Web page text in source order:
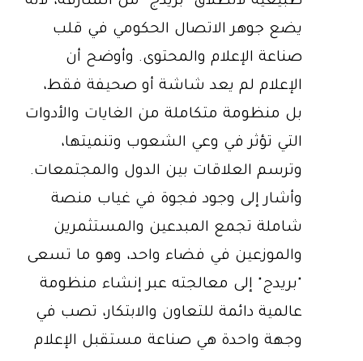
يضع جوهر الاتصال الحكومي في قلب
صناعة الإعلام والمحتوى. وأوضح أن
الإعلام لم يعد شاشة أو صحيفة فقط،
بل منظومة متكاملة من الغايات والأدوات
التي تؤثر في وعي الشعوب وتنميتها،
وترسم العلاقات بين الدول والمجتمعات.
وأشار إلى وجود فجوة في غياب منصة
شاملة تجمع المبدعين والمستثمرين
والموزعين في فضاء واحد، وهو ما تسعى
"بريدج" إلى معالجته عبر إنشاء منظومة
عالمية دائمة للتعاون والابتكار، تصب في
وجهة واحدة هي صناعة مستقبل الإعلام